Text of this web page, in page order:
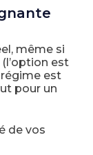
même si
est
est
pour un
de vos